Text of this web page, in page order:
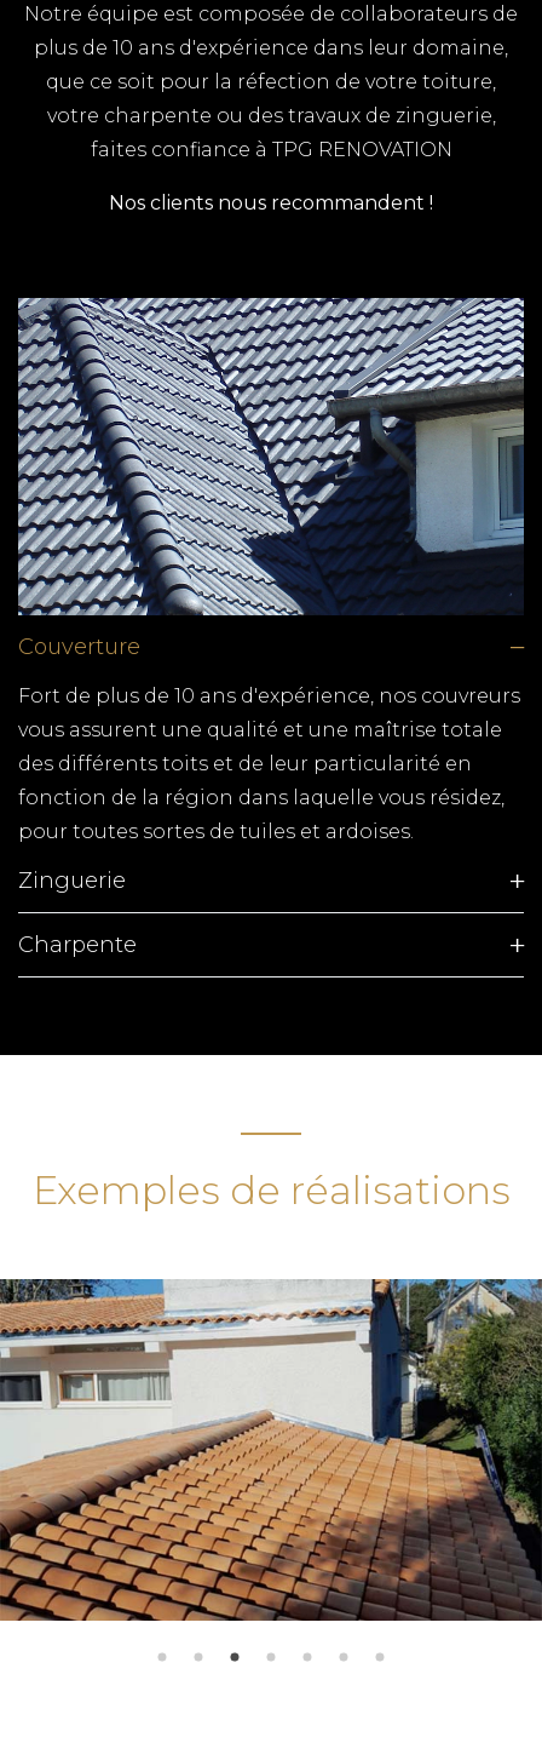
placoplatre. Faites appel à un artisan qualifié
pour la rénovation de votre domicile.
COUVERTURE OLERON
TPG RENOVATION intervient sur Oléron et sur
Maritime (17) pour la rénovation de votre
juste prix.
REPARATION DE TOITURE
ROYAN
TPG RENOVATION est spécialiste de la couverture
à Royan en Charente-Maritime (17). Nous
intervenons rapidement sur l'ensemble du
département pour tous vos travaux de couverture.
Déplacement en moins de 48h, devis gratuit !
POSE DE FENETRE VAUX
SUR MER
TPG RENOVATION spécialiste de la pose de
fenêtres, fabrication de volets, terrasse en bois et
tous autres travaux de menuiserie en Charente-
Maritime (17)
COUVERTURE SAINT
SULPICE DE ROYAN
TPG RENOVATION intervient à Saint Sulpice de
devis au meilleur prix. Nous intervenons sur
Notre équipe est composée de collaborateurs de
plus de 10 ans d'expérience dans leur domaine,
que ce soit pour la réfection de votre toiture,
votre charpente ou des travaux de zinguerie,
faites confiance à TPG RENOVATION
Nos clients nous recommandent !
Couverture
Fort de plus de 10 ans d'expérience, nos couvreurs
vous assurent une qualité et une maîtrise totale
des différents toits et de leur particularité en
fonction de la région dans laquelle vous résidez,
pour toutes sortes de tuiles et ardoises.
Zinguerie
Charpente
Exemples de réalisations